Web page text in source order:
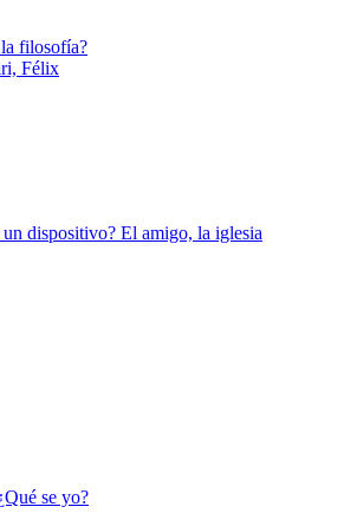
la filosofía?
Félix
un dispositivo? El amigo, la iglesia
se yo?